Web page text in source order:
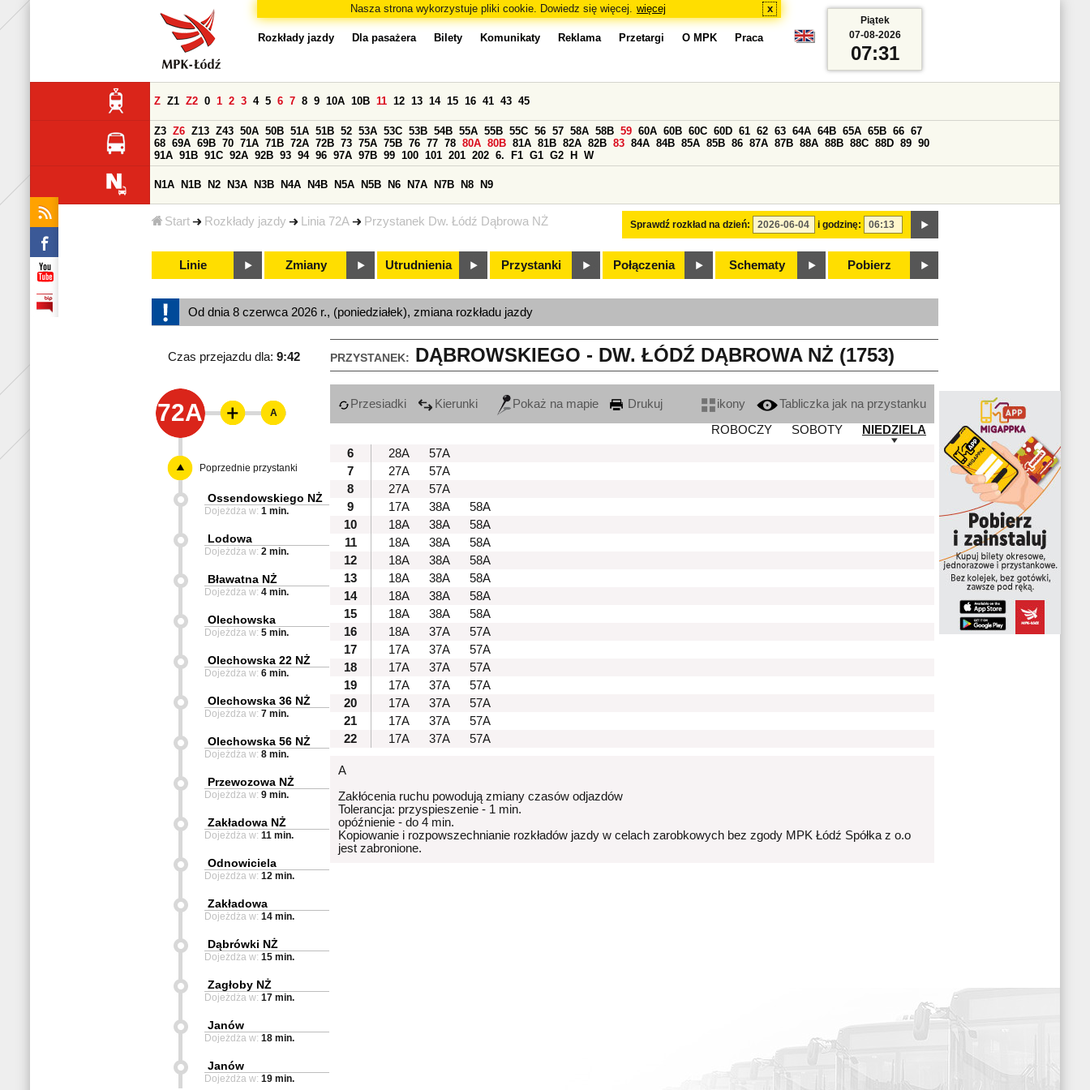
Nasza strona wykorzystuje pliki cookie. Dowiedz się więcej. więcej x
Start Rozkłady jazdy Linia 72A Przystanek Dw. Łódź Dąbrowa NŻ
Rozkłady jazdy Dla pasażera Bilety Komunikaty Reklama Przetargi O MPK Praca
Sprawdź rozkład na dzień: i godzinę:
Z Z1 Z2 0 1 2 3 4 5 6 7 8 9 10A 10B 11 12 13 14 15 16 41 43 45
Z3 Z6 Z13 Z43 50A 50B 51A 51B 52 53A 53C 53B 54B 55A 55B 55C 56 57 58A 58B 59 60A 60B 60C 60D 61 62 63 64A 64B 65A 65B 66 67
68 69A 69B 70 71A 71B 72A 72B 73 75A 75B 76 77 78 80A 80B 81A 81B 82A 82B 83 84A 84B 85A 85B 86 87A 87B 88A 88B 88C 88D 89 90
91A 91B 91C 92A 92B 93 94 96 97A 97B 99 100 101 201 202 6. F1 G1 G2 H W
N1A N1B N2 N3A N3B N4A N4B N5A N5B N6 N7A N7B N8 N9
Linie Zmiany Utrudnienia Przystanki Połączenia Schematy Pobierz
Piątek
07-08-2026
07:31
Od dnia 8 czerwca 2026 r., (poniedziałek), zmiana rozkładu jazdy
PRZYSTANEK: DĄBROWSKIEGO - DW. ŁÓDŹ DĄBROWA NŻ (1753)
Czas przejazdu dla: 9:42
72A Przesiadki Kierunki Pokaż na mapie Drukuj ikony
Tabliczka jak na przystanku
ROBOCZY
SOBOTY
NIEDZIELA
6
28A
57A
7
27A
57A
8
27A
57A
9
17A 38A
58A
10
18A 38A
58A
11
18A 38A
58A
12
18A 38A
58A
13
18A 38A
58A
14
18A 38A
58A
15
18A 38A
58A
16
18A 37A
57A
17
17A 37A
57A
18
17A 37A
57A
19
17A 37A
57A
20
17A 37A
57A
21
17A 37A
57A
22
17A 37A 57A
A
Zakłócenia ruchu powodują zmiany czasów odjazdów
Tolerancja: przyspieszenie - 1 min.
opóźnienie - do 4 min.
Kopiowanie i rozpowszechnianie rozkładów jazdy w celach zarobkowych bez zgody MPK Łódź Spółka z o.o
jest zabronione.
A
Poprzednie przystanki
Ossendowskiego NŻ
Dojeżdża w: 1 min.
Lodowa
Dojeżdża w: 2 min.
Bławatna NŻ
Dojeżdża w: 4 min.
Olechowska
Dojeżdża w: 5 min.
Olechowska 22 NŻ
Dojeżdża w: 6 min.
Olechowska 36 NŻ
Dojeżdża w: 7 min.
Olechowska 56 NŻ
Dojeżdża w: 8 min.
Przewozowa NŻ
Dojeżdża w: 9 min.
Zakładowa NŻ
Dojeżdża w: 11 min.
Odnowiciela
Dojeżdża w: 12 min.
Zakładowa
Dojeżdża w: 14 min.
Dąbrówki NŻ
Dojeżdża w: 15 min.
Zagłoby NŻ
Dojeżdża w: 17 min.
Janów
Dojeżdża w: 18 min.
Janów
Dojeżdża w: 19 min.